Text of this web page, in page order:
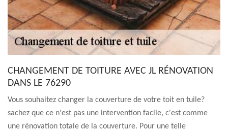
CHANGEMENT DE TOITURE AVEC JL RÉNOVATION
DANS LE 76290
Vous souhaitez changer la couverture de votre toit en tuile?
sachez que ce n'est pas une intervention facile, c'est comme
une rénovation totale de la couverture. Pour une telle